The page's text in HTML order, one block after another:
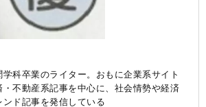
学科卒業のライター。おもに企業系サイト
不動産系記事を中心に、社会情勢や経済
ド記事を発信している